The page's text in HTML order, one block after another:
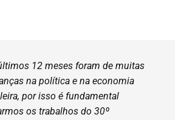
12 meses foram de muitas
na política e na economia
por isso é fundamental
os trabalhos do 30º